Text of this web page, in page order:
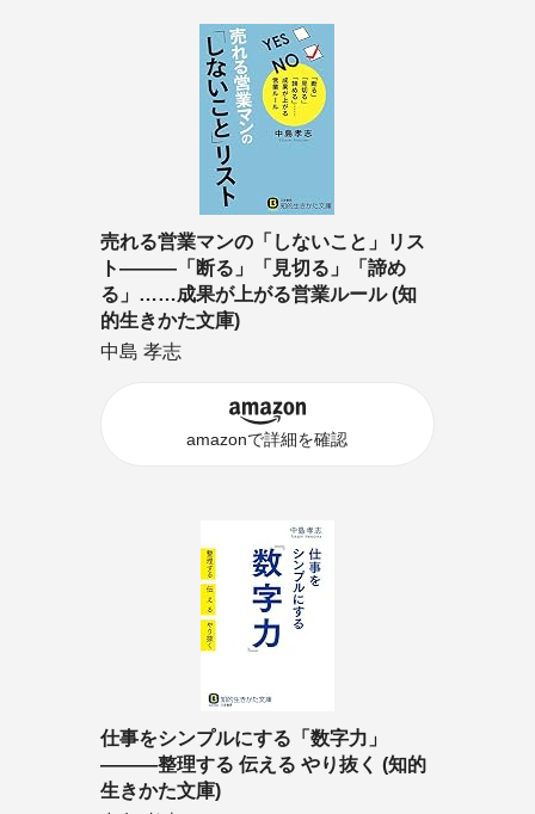
売れる営業マンの「しないこと」リス
ト―――「断る」「見切る」「諦め
る」……成果が上がる営業ルール (知
的生きかた文庫)
中島 孝志
amazonで詳細を確認
仕事をシンプルにする「数字力」
―――整理する 伝える やり抜く (知的
生きかた文庫)